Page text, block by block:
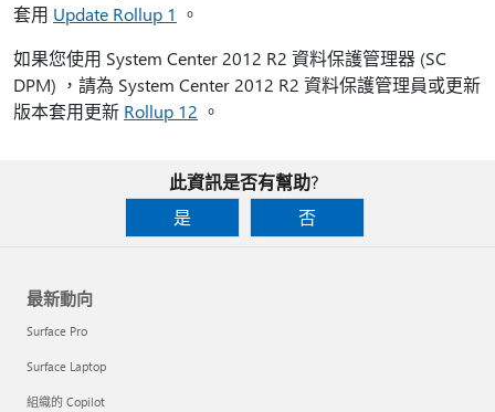
套用 Update Rollup 1 。
如果您使用 System Center 2012 R2 資料保護管理器 (SC
DPM) ，請為 System Center 2012 R2 資料保護管理員或更新
版本套用更新 Rollup 12 。
此資訊是否有幫助?
是
否
最新動向
Surface Pro
Surface Laptop
組織的 Copilot